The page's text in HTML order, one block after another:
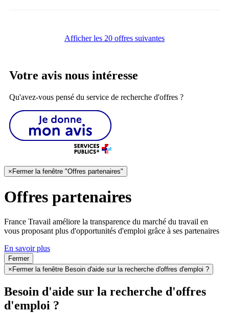
Afficher les 20 offres suivantes
Votre avis nous intéresse
Qu'avez-vous pensé du service de recherche d'offres ?
×Fermer la fenêtre "Offres partenaires"
Offres partenaires
France Travail améliore la transparence du marché du travail en
vous proposant plus d'opportunités d'emploi grâce à ses partenaires
En savoir plus
Fermer
× Fermer la fenêtre Besoin d'aide sur la recherche d'offres d'emploi ?
Besoin d'aide sur la recherche d'offres
d'emploi ?